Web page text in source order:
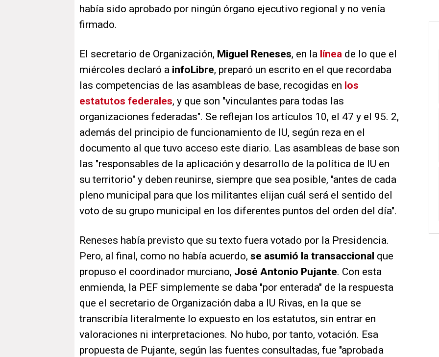
había sido aprobado por ningún órgano ejecutivo regional y no venía
firmado.
El secretario de Organización, Miguel Reneses, en la línea de lo que el
miércoles declaró a info Libre, preparó un escrito en el que recordaba
las competencias de las asambleas de base, recogidas en los
estatutos federales, y que son "vinculantes para todas las
organizaciones federadas". Se reflejan los artículos 10, el 47 y el 95. 2,
además del principio de funcionamiento de IU, según reza en el
documento al que tuvo acceso este diario. Las asambleas de base son
las "responsables de la aplicación y desarrollo de la política de IU en
su territorio" y deben reunirse, siempre que sea posible, "antes de cada
pleno municipal para que los militantes elijan cuál será el sentido del
voto de su grupo municipal en los diferentes puntos del orden del día".
Reneses había previsto que su texto fuera votado por la Presidencia.
Pero, al final, como no había acuerdo, se asumió la transaccional que
propuso el coordinador murciano, José Antonio Pujante. Con esta
enmienda, la PEF simplemente se daba "por enterada" de la respuesta
que el secretario de Organización daba a IU Rivas, en la que se
transcribía literalmente lo expuesto en los estatutos, sin entrar en
valoraciones ni interpretaciones. No hubo, por tanto, votación. Esa
propuesta de Pujante, según las fuentes consultadas, fue "aprobada